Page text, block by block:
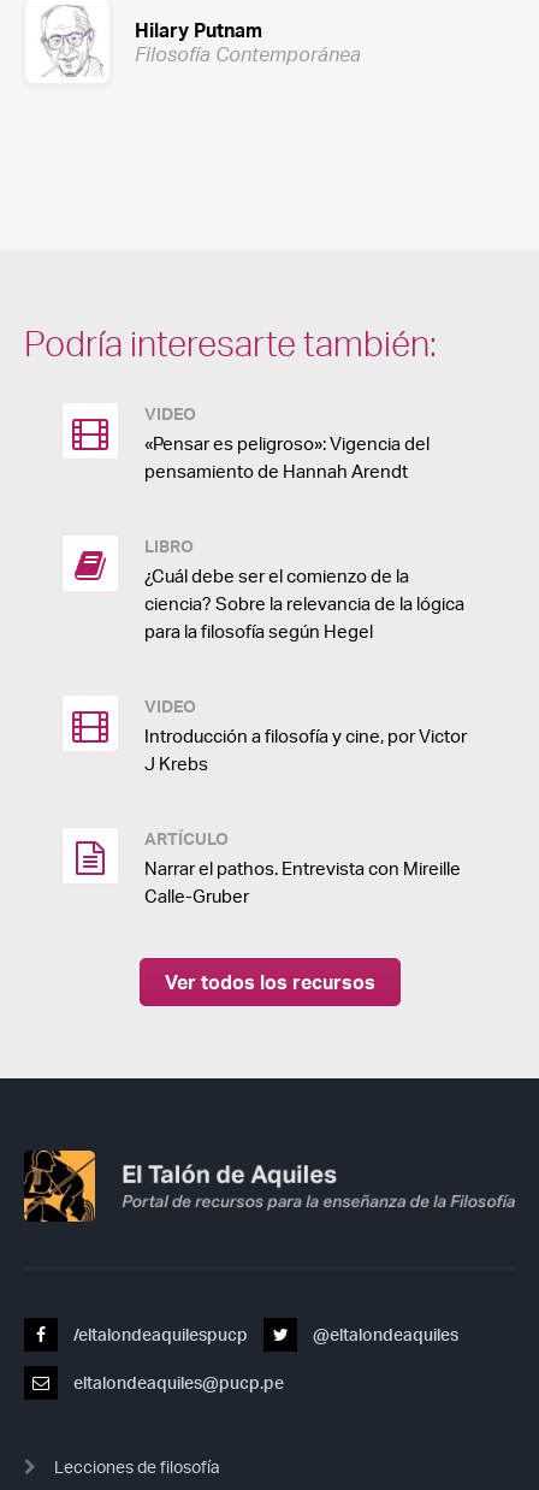
Hilary Putnam
Filosofía Contemporánea
Podría interesarte también:
VIDEO
«Pensar es peligroso»: Vigencia del
pensamiento de Hannah Arendt
LIBRO
¿Cuál debe ser el comienzo de la
ciencia? Sobre la relevancia de la lógica
para la filosofía según Hegel
VIDEO
Introducción a filosofía y cine, por Victor
J Krebs
ARTÍCULO
Narrar el pathos. Entrevista con Mireille
Calle-Gruber
Ver todos los recursos
/eltalondeaquilespucp @eltalondeaquiles
eltalondeaquiles@pucp.pe
Lecciones de filosofía